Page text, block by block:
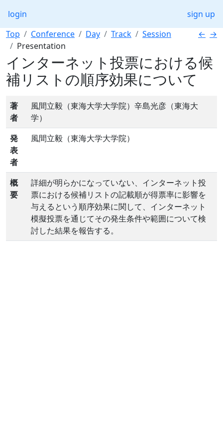
login
sign up
← →
Top Conference Day Track
Session
Presentation
インターネット投票における候
補リストの順序効果について
著
者
風間立毅（東海大学大学院）辛島光彦（東海大
学）
発
表
者
風間立毅（東海大学大学院）
概
要
詳細が明らかになっていない、インターネット投
票における候補リストの記載順が得票率に影響を
与えるという順序効果に関して、インターネット
模擬投票を通じてその発生条件や範囲について検
討した結果を報告する。